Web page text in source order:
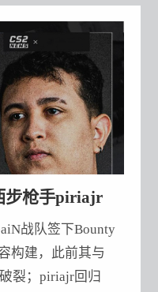
FreeZe分道扬镳，
步枪手piriajr
战队签下Bounty
构建，此前其与
裂；piriajr回归